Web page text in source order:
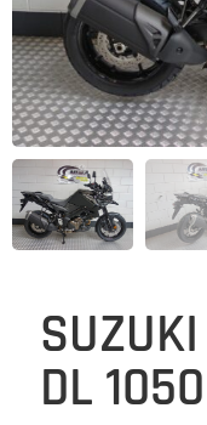
DL 1050